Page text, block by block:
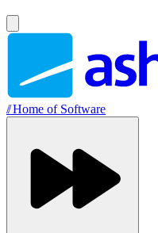
//Home of Software